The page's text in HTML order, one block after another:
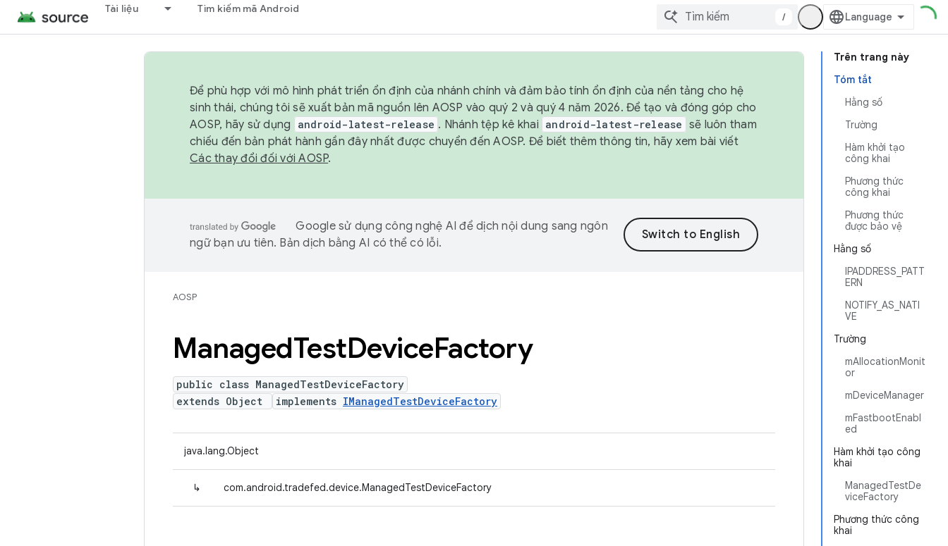
Tài liệu Tìm kiếm mã Android
/
Trên trang này
Tóm tắt
Hằng số
Trường
Hàm khởi tạo
công khai
Phương thức
công khai
Phương thức
được bảo vệ
Hằng số
IPADDRESS_PATT
ERN
NOTIFY_AS_NATI
VE
Trường
mAllocationMonit
or
mDeviceManager
mFastbootEnabl
ed
Hàm khởi tạo công
khai
ManagedTestDe
viceFactory
Phương thức công
khai
Để phù hợp với mô hình phát triển ổn định của nhánh chính và đảm bảo tính ổn định của nền tảng cho hệ
sinh thái, chúng tôi sẽ xuất bản mã nguồn lên AOSP vào quý 2 và quý 4 năm 2026. Để tạo và đóng góp cho
AOSP, hãy sử dụng
android-latest-release . Nhánh tệp kê khai android-latest-release sẽ luôn tham
chiếu đến bản phát hành gần đây nhất được chuyển đến AOSP. Để biết thêm thông tin, hãy xem bài viết
Các thay đổi đối với AOSP.
Google sử dụng công nghệ AI để dịch nội dung sang ngôn
ngữ bạn ưu tiên. Bản dịch bằng AI có thể có lỗi.
AOSP
ManagedTestDeviceFactory
public class ManagedTestDeviceFactory
extends Object
implements IManagedTestDeviceFactory
java.lang.Object
↳ com.android.tradefed.device.ManagedTestDeviceFactory